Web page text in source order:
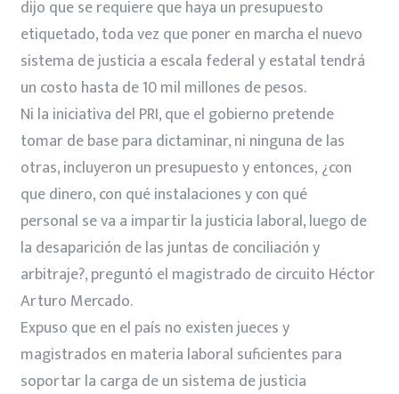
dijo que se requiere que haya un presupuesto
etiquetado, toda vez que poner en marcha el nuevo
sistema de justicia a escala federal y estatal tendrá
un costo hasta de 10 mil millones de pesos.
Ni la iniciativa del PRI, que el gobierno pretende
tomar de base para dictaminar, ni ninguna de las
otras, incluyeron un presupuesto y entonces, ¿con
que dinero, con qué instalaciones y con qué
personal se va a impartir la justicia laboral, luego de
la desaparición de las juntas de conciliación y
arbitraje?, preguntó el magistrado de circuito Héctor
Arturo Mercado.
Expuso que en el país no existen jueces y
magistrados en materia laboral suficientes para
soportar la carga de un sistema de justicia